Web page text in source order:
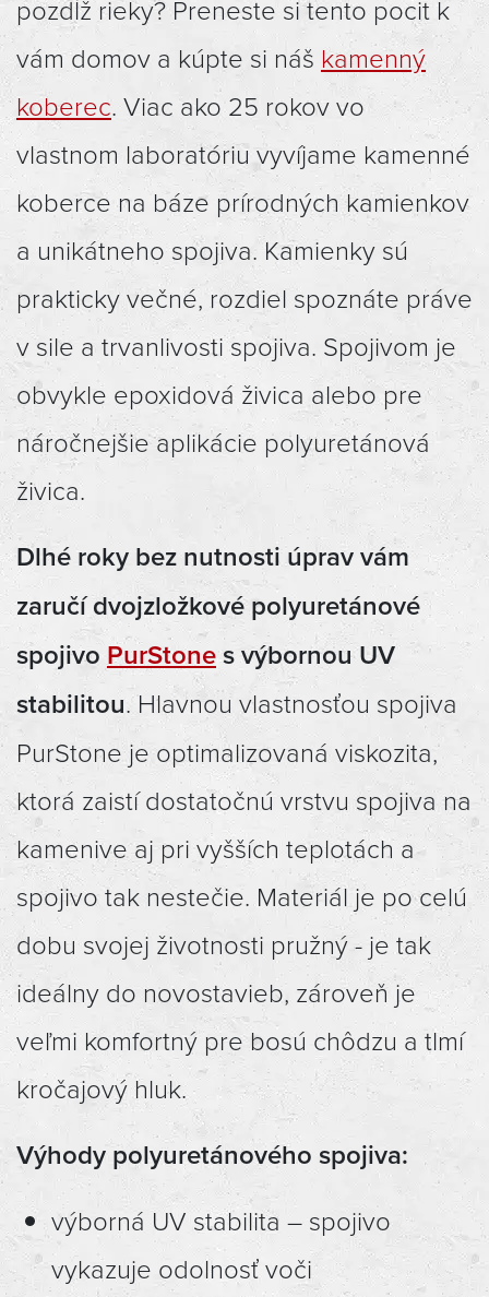
pozdĺž rieky? Preneste si tento pocit k
vám domov a kúpte si náš kamenný
koberec. Viac ako 25 rokov vo
vlastnom laboratóriu vyvíjame kamenné
koberce na báze prírodných kamienkov
a unikátneho spojiva. Kamienky sú
prakticky večné, rozdiel spoznáte práve
v sile a trvanlivosti spojiva. Spojivom je
obvykle epoxidová živica alebo pre
náročnejšie aplikácie polyuretánová
živica.
Dlhé roky bez nutnosti úprav vám
zaručí dvojzložkové polyuretánové
spojivo PurStones výbornou UV
stabilitou. Hlavnou vlastnosťou spojiva
PurStone je optimalizovaná viskozita,
ktorá zaistí dostatočnú vrstvu spojiva na
kamenive aj pri vyšších teplotách a
spojivo tak nestečie. Materiál je po celú
dobu svojej životnosti pružný - je tak
ideálny do novostavieb, zároveň je
veľmi komfortný pre bosú chôdzu a tlmí
kročajový hluk.
Výhody polyuretánového spojiva:
výborná UV stabilita – spojivo
vykazuje odolnosť voči